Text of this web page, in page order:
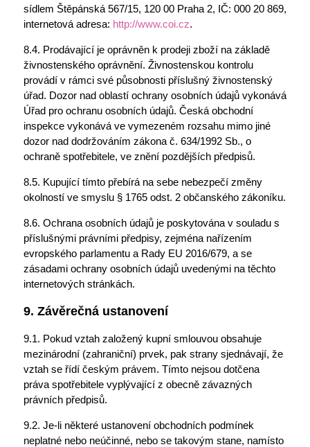
sídlem Štěpánská 567/15, 120 00 Praha 2, IČ: 000 20 869,
internetová adresa: http://www.coi.cz.
8.4. Prodávající je oprávněn k prodeji zboží na základě
živnostenského oprávnění. Živnostenskou kontrolu
provádí v rámci své působnosti příslušný živnostenský
úřad. Dozor nad oblastí ochrany osobních údajů vykonává
Úřad pro ochranu osobních údajů. Česká obchodní
inspekce vykonává ve vymezeném rozsahu mimo jiné
dozor nad dodržováním zákona č. 634/1992 Sb., o
ochraně spotřebitele, ve znění pozdějších předpisů.
8.5. Kupující tímto přebírá na sebe nebezpečí změny
okolností ve smyslu § 1765 odst. 2 občanského zákoníku.
8.6. Ochrana osobních údajů je poskytována v souladu s
příslušnými právními předpisy, zejména nařízením
evropského parlamentu a Rady EU 2016/679, a se
zásadami ochrany osobních údajů uvedenými na těchto
internetových stránkách.
9. Závěrečná ustanovení
9.1. Pokud vztah založený kupní smlouvou obsahuje
mezinárodní (zahraniční) prvek, pak strany sjednávají, že
vztah se řídí českým právem. Tímto nejsou dotčena
práva spotřebitele vyplývající z obecně závazných
právních předpisů.
9.2. Je-li některé ustanovení obchodních podmínek
neplatné nebo neúčinné, nebo se takovým stane, namísto